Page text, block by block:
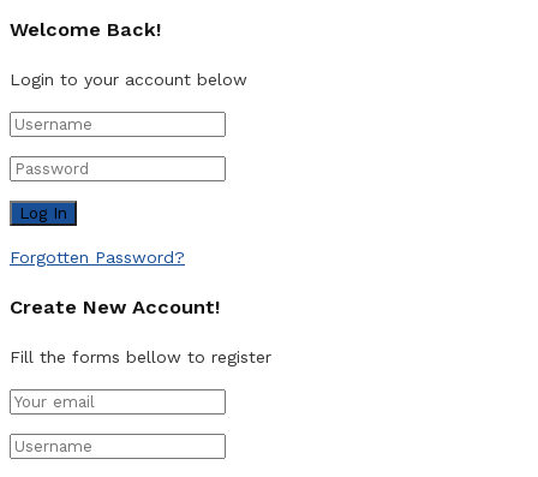
Welcome Back!
Login to your account below
Forgotten Password?
Create New Account!
Fill the forms bellow to register